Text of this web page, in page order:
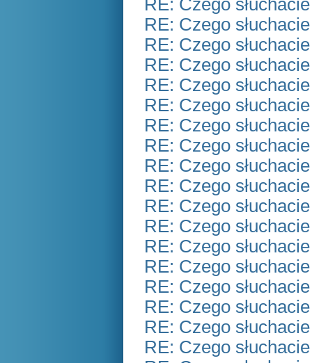
RE: Czego
RE: Czego
RE: Czego
RE: Czego
RE: Czego
RE: Czego
RE: Czego
RE: Czego
RE: Czego
RE: Czego
RE: Czego
RE: Czego
RE: Czego
RE: Czego
RE: Czego
RE: Czego
RE: Czego
RE: Czego